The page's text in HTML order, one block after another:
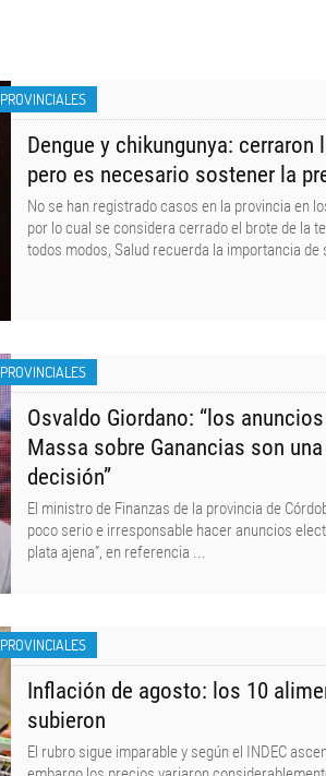
PROVINCIALES
Dengue y chikungunya: cerraron
pero es necesario sostener la
No se han registrado casos en la provincia en
por lo cual se considera cerrado el brote de la
todos modos, Salud recuerda la importancia de
PROVINCIALES
Osvaldo Giordano: “los
Massa sobre Ganancias son
decisión”
El ministro de Finanzas de la provincia de
poco serio e irresponsable hacer anuncios
plata ajena”, en referencia ...
PROVINCIALES
Inflación de agosto: los 10
subieron
El rubro sigue imparable y según el INDEC